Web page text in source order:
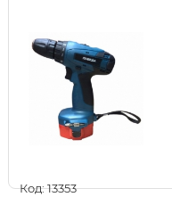
Код: 13353